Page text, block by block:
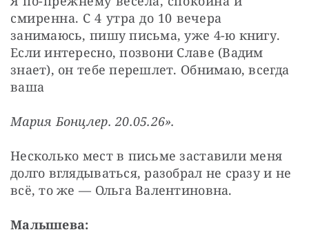
смиренна. С 4 утра до 10 вечера
занимаюсь, пишу письма, уже 4-ю книгу.
Если интересно, позвони Славе (Вадим
знает), он тебе перешлет. Обнимаю, всегда
ваша
Мария Бонцлер. 20.05.26».
Несколько мест в письме заставили меня
долго вглядываться, разобрал не сразу и не
всё, то же — Ольга Валентиновна.
Малышева: